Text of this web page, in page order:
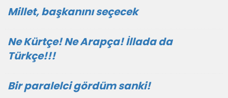
Millet, başkanını seçecek
Ne Kürtçe! Ne Arapça! İllada da
Türkçe!!!
Bir paralelci gördüm sanki!